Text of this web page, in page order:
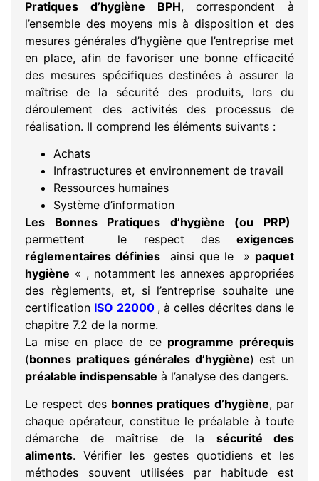
Pratiques d’hygiène BPH, correspondent à
l’ensemble des moyens mis à disposition et des
mesures générales d’hygiène que l’entreprise met
en place, afin de favoriser une bonne efficacité
des mesures spécifiques destinées à assurer la
maîtrise de la sécurité des produits, lors du
déroulement des activités des processus de
réalisation. Il comprend les éléments suivants :
Achats
Infrastructures et environnement de travail
Ressources humaines
Système d’information
Les Bonnes Pratiques d’hygiène (ou PRP)
permettent le respect des exigences
réglementaires définies ainsi que le » paquet
hygiène « , notamment les annexes appropriées
des règlements, et, si l’entreprise souhaite une
certification ISO 22000 , à celles décrites dans le
chapitre 7.2 de la norme.
La mise en place de ce programme prérequis
(bonnes pratiques générales d’hygiène) est un
préalable indispensable à l’analyse des dangers.
Le respect des bonnes pratiques d’hygiène, par
chaque opérateur, constitue le préalable à toute
démarche de maîtrise de la sécurité des
aliments. Vérifier les gestes quotidiens et les
méthodes souvent utilisées par habitude est